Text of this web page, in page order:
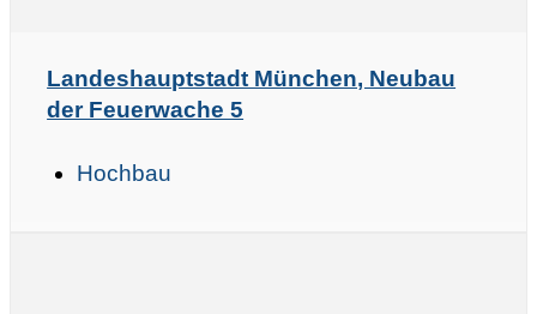
Landeshauptstadt München, Neubau
der Feuerwache 5
Hochbau